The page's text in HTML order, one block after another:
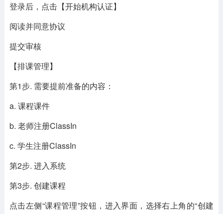
登录后，点击【开始机构认证】
阅读并同意协议
提交审核
【排课管理】
第1步. 需要提前准备的内容：
a. 课程课件
b. 老师注册ClassIn
c. 学生注册ClassIn
第2步. 进入系统
第3步. 创建课程
点击左侧“课程管理”按钮，进入界面，选择右上角的“创建